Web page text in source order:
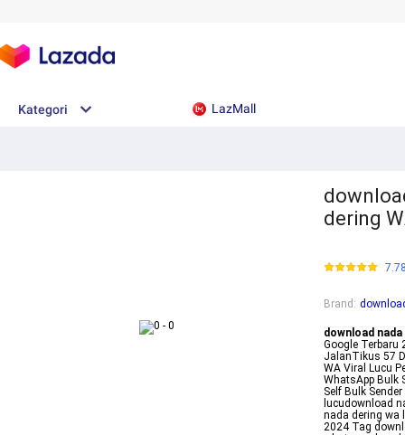
Kategori LazMall
dering
Brand :
download
Google Terbaru
JalanTikus 57
WA Viral Lucu
WhatsApp Bulk
Self Bulk
lucudownload
nada dering wa
2024 Tag